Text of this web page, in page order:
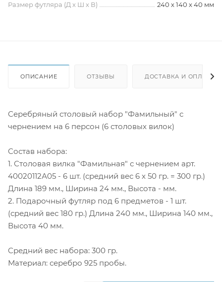
Размер футляра (Д х Ш х В)
240 х 140 х 40 мм
ОПИСАНИЕ ОТЗЫВЫ ДОСТАВКА И ОПЛАТА
Серебряный столовый набор "Фамильный" с
чернением на 6 персон (6 столовых вилок)
Состав набора:
1. Столовая вилка "Фамильная" с чернением арт.
40020112А05 - 6 шт. (средний вес 6 х 50 гр. = 300 гр.)
Длина 189 мм., Ширина 24 мм., Высота - мм.
2. Подарочный футляр под 6 предметов - 1 шт.
(средний вес 180 гр.) Длина 240 мм., Ширина 140 мм.,
Высота 40 мм.
Средний вес набора: 300 гр.
Материал: серебро 925 пробы.